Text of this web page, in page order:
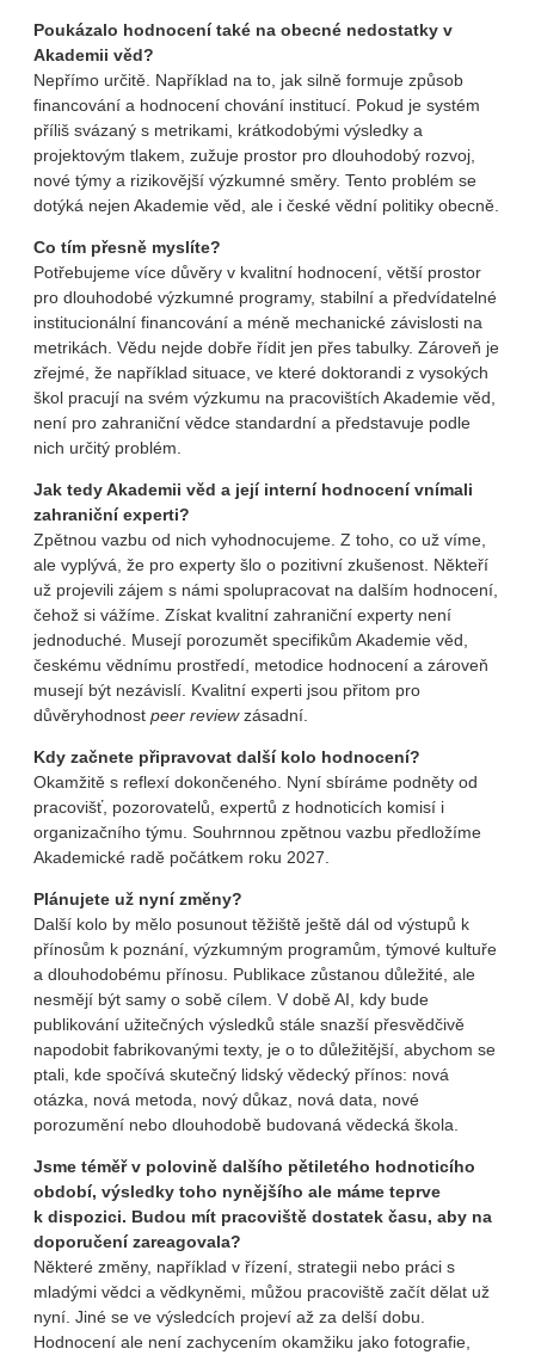
Poukázalo hodnocení také na obecné nedostatky v
Akademii věd?
Nepřímo určitě. Například na to, jak silně formuje způsob
financování a hodnocení chování institucí. Pokud je systém
příliš svázaný s metrikami, krátkodobými výsledky a
projektovým tlakem, zužuje prostor pro dlouhodobý rozvoj,
nové týmy a rizikovější výzkumné směry. Tento problém se
dotýká nejen Akademie věd, ale i české vědní politiky obecně.
Co tím přesně myslíte?
Potřebujeme více důvěry v kvalitní hodnocení, větší prostor
pro dlouhodobé výzkumné programy, stabilní a předvídatelné
institucionální financování a méně mechanické závislosti na
metrikách. Vědu nejde dobře řídit jen přes tabulky. Zároveň je
zřejmé, že například situace, ve které doktorandi z vysokých
škol pracují na svém výzkumu na pracovištích Akademie věd,
není pro zahraniční vědce standardní a představuje podle
nich určitý problém.
Jak tedy Akademii věd a její interní hodnocení vnímali
zahraniční experti?
Zpětnou vazbu od nich vyhodnocujeme. Z toho, co už víme,
ale vyplývá, že pro experty šlo o pozitivní zkušenost. Někteří
už projevili zájem s námi spolupracovat na dalším hodnocení,
čehož si vážíme. Získat kvalitní zahraniční experty není
jednoduché. Musejí porozumět specifikům Akademie věd,
českému vědnímu prostředí, metodice hodnocení a zároveň
musejí být nezávislí. Kvalitní experti jsou přitom pro
důvěryhodnost peer reviewzásadní.
Kdy začnete připravovat další kolo hodnocení?
Okamžitě s reflexí dokončeného. Nyní sbíráme podněty od
pracovišť, pozorovatelů, expertů z hodnoticích komisí i
organizačního týmu. Souhrnnou zpětnou vazbu předložíme
Akademické radě počátkem roku 2027.
Plánujete už nyní změny?
Další kolo by mělo posunout těžiště ještě dál od výstupů k
přínosům k poznání, výzkumným programům, týmové kultuře
a dlouhodobému přínosu. Publikace zůstanou důležité, ale
nesmějí být samy o sobě cílem. V době AI, kdy bude
publikování užitečných výsledků stále snazší přesvědčivě
napodobit fabrikovanými texty, je o to důležitější, abychom se
ptali, kde spočívá skutečný lidský vědecký přínos: nová
otázka, nová metoda, nový důkaz, nová data, nové
porozumění nebo dlouhodobě budovaná vědecká škola.
Jsme téměř v polovině dalšího pětiletého hodnoticího
období, výsledky toho nynějšího ale máme teprve
k dispozici. Budou mít pracoviště dostatek času, aby na
doporučení zareagovala?
Některé změny, například v řízení, strategii nebo práci s
mladými vědci a vědkyněmi, můžou pracoviště začít dělat už
nyní. Jiné se ve výsledcích projeví až za delší dobu.
Hodnocení ale není zachycením okamžiku jako fotografie,